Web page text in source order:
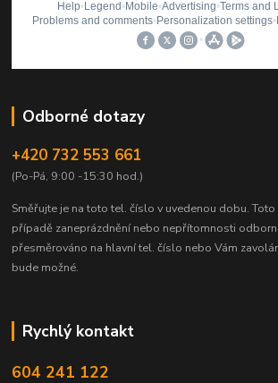
Odborné dotazy
+420 732 553 661
(Po-Pá, 9:00 -15:30 hod.)
Směřujte je na toto tel. číslo v uvedenou dobu. Toto
případě zaneprázdnění nebo nepřítomnosti
přesměrováno na hlavní tel. číslo nebo Vám
bude možné.
Rychlý kontakt
604 241 122